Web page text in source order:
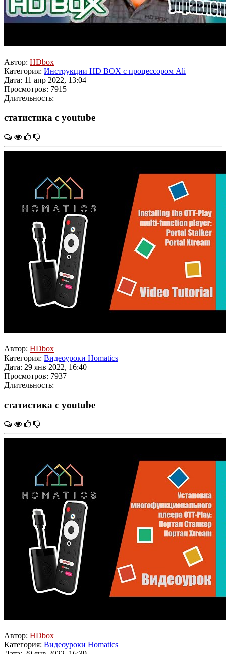
Автор: HDbox
Категория: Инструкции HD BOX с процессором Ali
Дата: 11 апр 2022, 13:04
Просмотров: 7915
Длительность:
статистика с youtube
Автор: HDbox
Категория: Видеоуроки Homatics
Дата: 29 янв 2022, 16:40
Просмотров: 7937
Длительность:
статистика с youtube
Автор: HDbox
Категория: Видеоуроки Homatics